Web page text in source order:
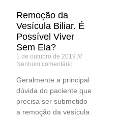
Remoção da
Vesícula Biliar. É
Possível Viver
Sem Ela?
1 de outubro de 2019
Nenhum comentário
Geralmente a principal
dúvida do paciente que
precisa ser submetido
a remoção da vesícula